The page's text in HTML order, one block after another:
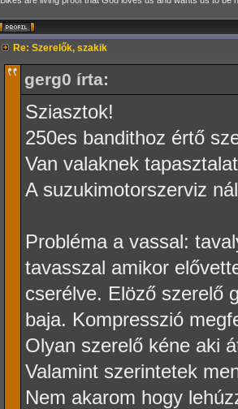
Re: Szerelők, szakik
gerg0 írta:
Sziasztok!
250es bandithoz értő
Van valaknek
A suzukimotorszerviz
Probléma a vassal:
tavasszal amikor
cserélve. Elöző szerelő
baja. Kompresszió
Olyan szerelő kéne aki
Valamint szerintetek
Nem akarom hogy